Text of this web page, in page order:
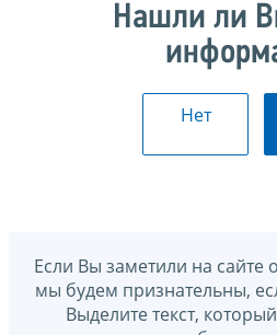
Нашли ли
Нет
Если Вы заметили на сайте
мы будем признательны,
Выделите текст,